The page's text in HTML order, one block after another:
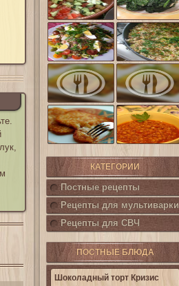
(Салат
Кампестре)
шпинат
Французский
салат Нисуаз
Ленивые
кабачки
Овощная
запеканка из
кабачков и
баклажанов
Салат из печени
трески с
каперсами
Картофельные
котлетки с
кукурузой
Горошница
КАТЕГОРИИ
Постные рецепты
Рецепты для мультиварки
Рецепты для СВЧ
ПОСТНЫЕ БЛЮДА
Шоколадный торт Кризис